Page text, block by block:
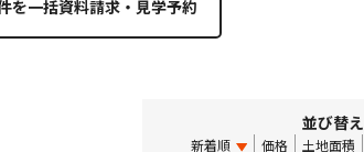
並び替え
新着順 価格 土地面積